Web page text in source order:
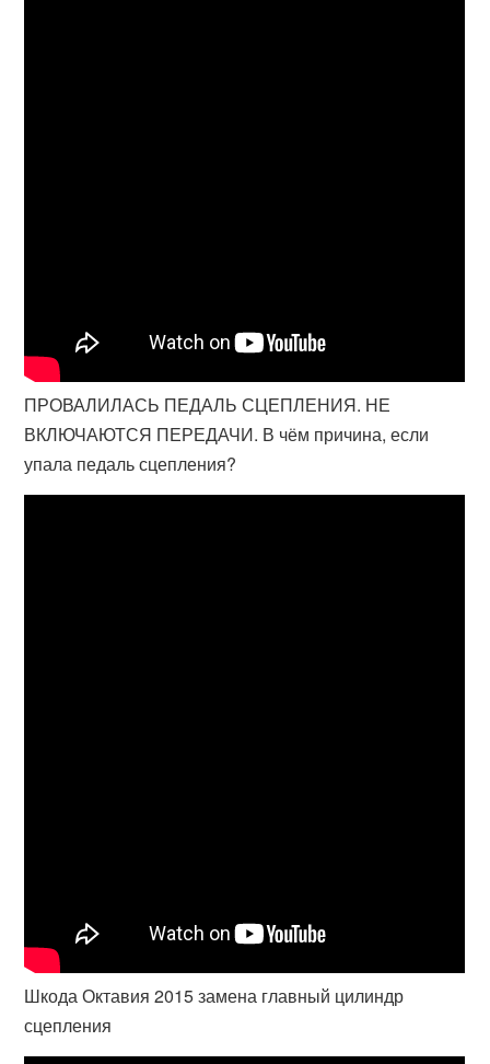
ПРОВАЛИЛАСЬ ПЕДАЛЬ СЦЕПЛЕНИЯ. НЕ
ВКЛЮЧАЮТСЯ ПЕРЕДАЧИ. В чём причина, если
упала педаль сцепления?
Шкода Октавия 2015 замена главный цилиндр
сцепления